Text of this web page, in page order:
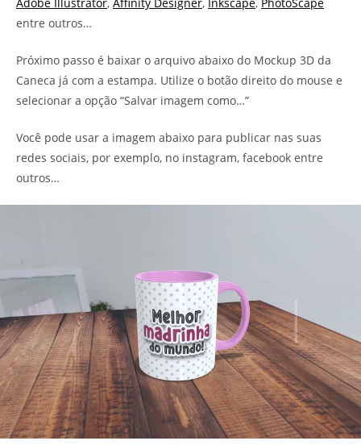
Adobe Illustrator, Affinity Designer, Inkscape, PhotoScape
entre outros…
Próximo passo é baixar o arquivo abaixo do Mockup 3D da
Caneca já com a estampa. Utilize o botão direito do mouse e
selecionar a opção “Salvar imagem como…”
Você pode usar a imagem abaixo para publicar nas suas
redes sociais, por exemplo, no instagram, facebook entre
outros…